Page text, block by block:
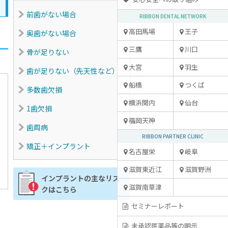
RIBBON DENTAL NETWORK
高田馬場
王子
三鷹
川口
大宮
羽生
船橋
つくば
横浜関内
仙台
福岡天神
RIBBON PARTNER CLINIC
名古屋栄
岐阜
滋賀東近江
滋賀野洲
滋賀南草津
セミナーレポート
未承認医薬品等の明示
前歯がない場合
奥歯がない場合
骨が足りない
歯が足りない （先天性など）
多数歯欠損
1歯欠損
歯周病
矯正＋インプラント
インプラントの主なリス
クはこちら